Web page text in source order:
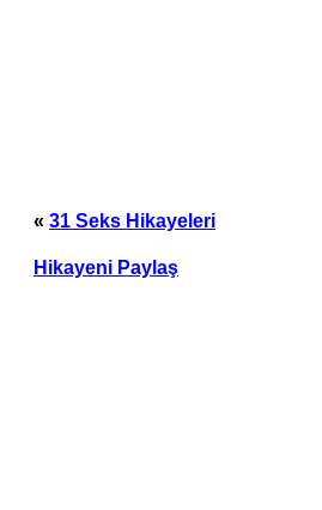
« 31 Seks Hikayeleri
Hikayeni Paylaş